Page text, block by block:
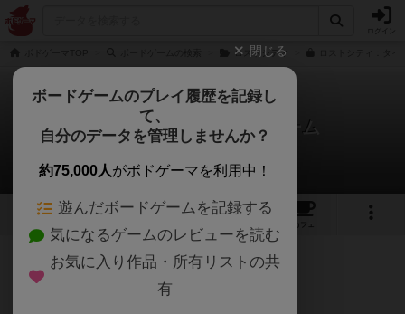
ロストシティ
ロストシティ：タイルゲーム
山田さんのレビュー
2 3
カフェ
254名 4名 0 9ヶ月前
閉じる
ボードゲームのプレイ履歴を記録し
て、
自分のデータを管理しませんか？
約75,000人がボドゲーマを利用中！
遊んだボードゲームを記録する
気になるゲームのレビューを読む
お気に入り作品・所有リストの共
有